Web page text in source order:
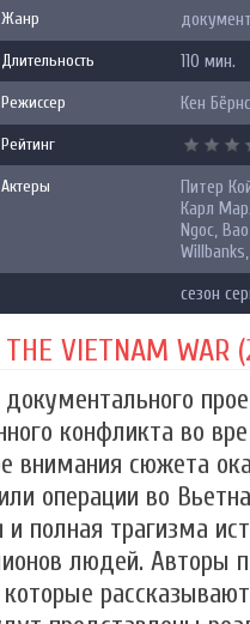
Жанр
Длительность 110 мин.
Режиссер Кен
Рейтинг
Актеры
Питер
Карл
Ngoc,
сезон
VIETNAM WAR
конфликта во
внимания сюжета
операции во
полная трагизма
людей. Авторы